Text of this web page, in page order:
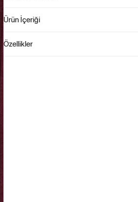
bilgisi için Beden Kılavuzumuza göz atın.
Ürün İçeriği
Ürün Kodu: 562300
Özellikler